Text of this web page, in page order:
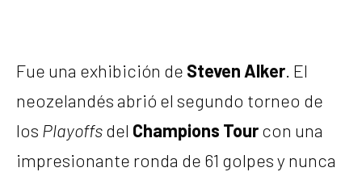
Fue una exhibición de Steven Alker. El
neozelandés abrió el segundo torneo de
los Playoffsdel Champions Tourcon una
impresionante ronda de 61 golpes y nunca